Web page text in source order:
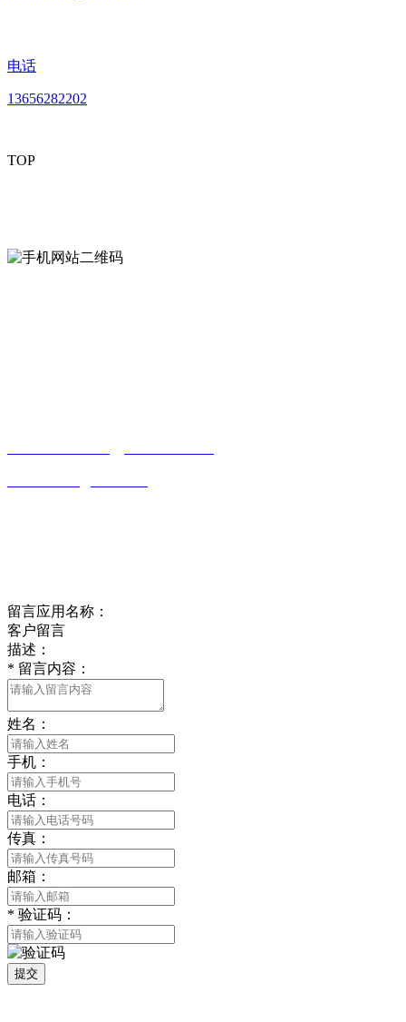
电话
13656282202
TOP
留言应用名称：
客户留言
描述：
* 留言内容：
姓名：
手机：
电话：
传真：
邮箱：
* 验证码：
提交